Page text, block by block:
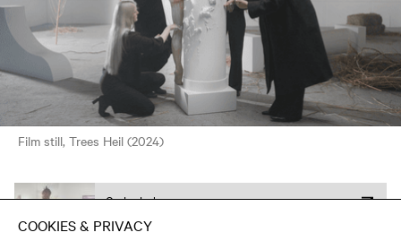
Film still, Trees Heil (2024)
Onderdeel van
Expo